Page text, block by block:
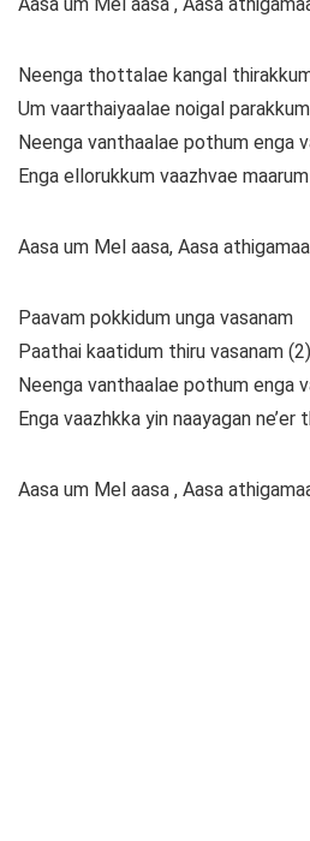
Neenga thottalae kangal
Um vaarthaiyaalae noigal
Neenga vanthaalae pothum enga
Enga ellorukkum vaazhvae
Aasa um Mel aasa, Aasa
Paavam pokkidum unga vasanam
Paathai kaatidum thiru vasanam (2)
Neenga vanthaalae pothum enga
Enga vaazhkka yin naayagan ne’er
Aasa um Mel aasa , Aasa